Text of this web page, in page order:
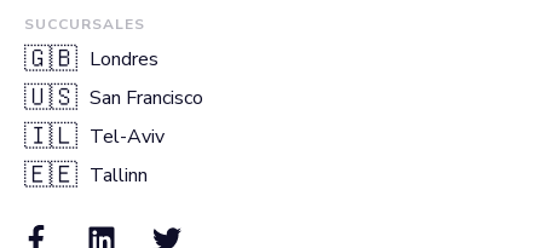
SUCCURSALES
🇬🇧 Londres
🇺🇸 San Francisco
🇮🇱 Tel-Aviv
🇪🇪 Tallinn